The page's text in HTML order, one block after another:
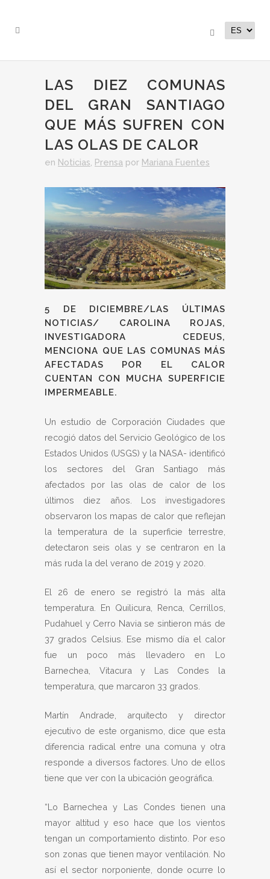
LAS DIEZ COMUNAS
DEL GRAN SANTIAGO
QUE MÁS SUFREN CON
LAS OLAS DE CALOR
en Noticias Prensa por Mariana Fuentes
5 DE DICIEMBRE/LAS ÚLTIMAS
NOTICIAS/ CAROLINA ROJAS,
INVESTIGADORA CEDEUS,
MENCIONA QUE LAS COMUNAS MÁS
AFECTADAS POR EL CALOR
CUENTAN CON MUCHA SUPERFICIE
IMPERMEABLE.
Un estudio de Corporación Ciudades que
recogió datos del Servicio Geológico de los
Estados Unidos (USGS) y la NASA- identificó
los sectores del Gran Santiago más
afectados por las olas de calor de los
últimos diez años. Los investigadores
observaron los mapas de calor que reflejan
la temperatura de la superficie terrestre,
detectaron seis olas y se centraron en la
más ruda la del verano de 2019 y 2020.
El 26 de enero se registró la más alta
temperatura. En Quilicura, Renca, Cerrillos,
Pudahuel y Cerro Navia se sintieron más de
37 grados Celsius. Ese mismo día el calor
fue un poco más llevadero en Lo
Barnechea, Vitacura y Las Condes la
temperatura, que marcaron 33 grados.
Martín Andrade, arquitecto y director
ejecutivo de este organismo, dice que esta
diferencia radical entre una comuna y otra
responde a diversos factores. Uno de ellos
tiene que ver con la ubicación geográfica.
“Lo Barnechea y Las Condes tienen una
mayor altitud y eso hace que los vientos
tengan un comportamiento distinto. Por eso
son zonas que tienen mayor ventilación. No
así el sector norponiente, donde ocurre lo